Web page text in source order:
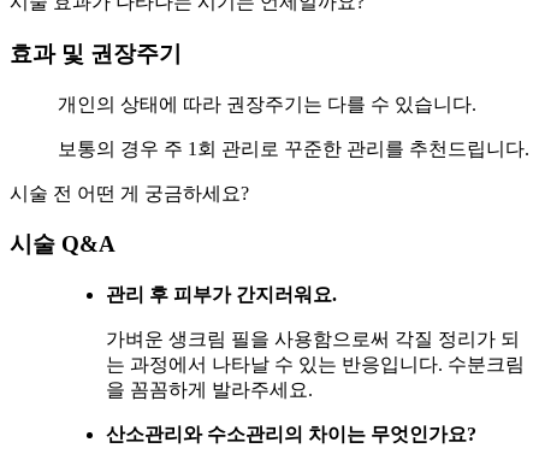
효과 및 권장주기
개인의 상태에 따라 권장주기는 다를 수 있습니다.
보통의 경우 주 1회 관리로 꾸준한 관리를 추천드립니다.
시술 전 어떤 게 궁금하세요?
시술 Q&A
관리 후 피부가 간지러워요.
가벼운 생크림 필을 사용함으로써 각질 정리가 되
는 과정에서 나타날 수 있는 반응입니다. 수분크림
을 꼼꼼하게 발라주세요.
산소관리와 수소관리의 차이는 무엇인가요?